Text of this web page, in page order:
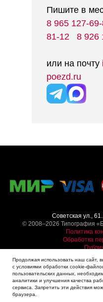
Пишите в
8 965 127-
81-12
8 926
или на почту
poezd.ru
Советская ул.,
© 2008–2026 Типография
Политика
Обработка
Продолжая использовать наш сайт,
с условиями обработки cookie-
пользовательских данных,
аналитики и улучшения качества
сервиса. Запретить эти действия
браузера.